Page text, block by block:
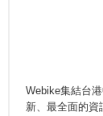
Webike集結台
新、最全面的資